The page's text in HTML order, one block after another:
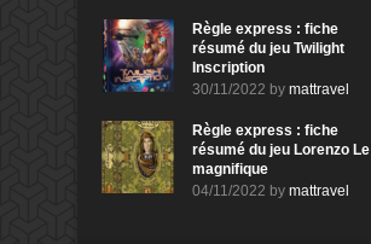
Règle express : fiche
résumé du jeu Twilight
Inscription
30/11/2022 by mattravel
Règle express : fiche
résumé du jeu Lorenzo Le
magnifique
04/11/2022 by mattravel